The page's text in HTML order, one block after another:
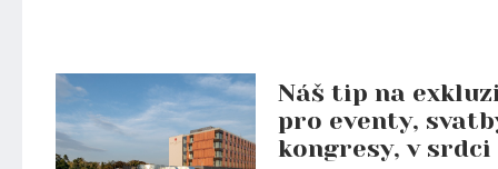
Náš tip na
pro eventy,
kongresy, v srdci